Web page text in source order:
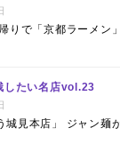
りで「京都ラーメン
したい名店vol.23
城見本店」 ジャン麺